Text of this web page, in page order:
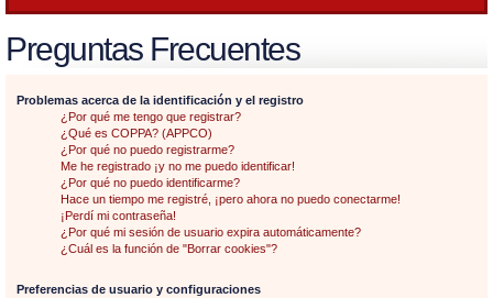
Preguntas Frecuentes
Problemas acerca de la identificación y el registro
¿Por qué me tengo que registrar?
¿Qué es COPPA? (APPCO)
¿Por qué no puedo registrarme?
Me he registrado ¡y no me puedo identificar!
¿Por qué no puedo identificarme?
Hace un tiempo me registré, ¡pero ahora no puedo conectarme!
¡Perdí mi contraseña!
¿Por qué mi sesión de usuario expira automáticamente?
¿Cuál es la función de "Borrar cookies"?
Preferencias de usuario y configuraciones